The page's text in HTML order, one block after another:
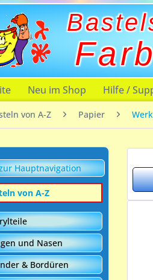
Neu im Shop Hilfe /
von A-Z Papier
Hauptnavigation
von A-Z
und Nasen
& Bordüren